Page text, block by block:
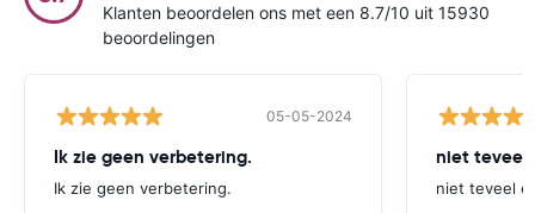
Klanten beoordelen ons met een 8.7/10 uit 15930
beoordelingen
05-05-2024
Ik zie geen verbetering.
Ik zie geen verbetering.
niet teveel
niet teveel